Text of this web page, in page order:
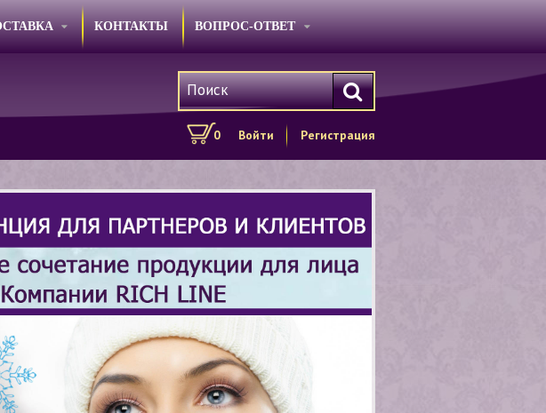
КОНТАКТЫ ВОПРОС-ОТВЕТ
0 Войти Регистрация